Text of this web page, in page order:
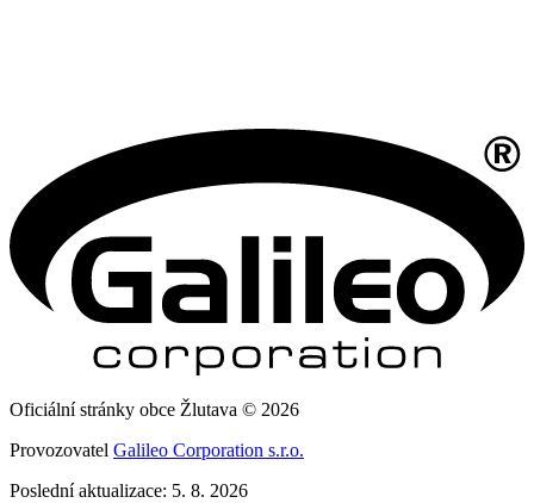
Oficiální stránky obce Žlutava © 2026
Provozovatel Galileo Corporation s.r.o.
Poslední aktualizace: 5. 8. 2026